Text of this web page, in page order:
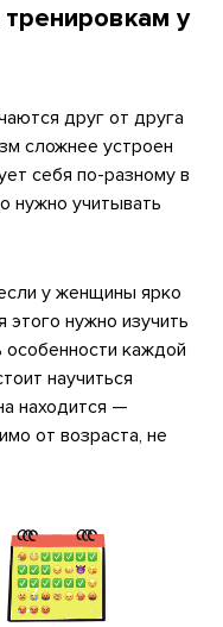
у
друг от друга
сложнее устроен
себя по-разному в
нужно учитывать
у женщины ярко
нужно изучить
каждой
научиться
находится —
от возраста, не